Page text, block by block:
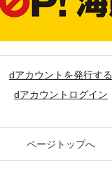
dアカウントを発行する
dアカウントログイン
ページトップへ